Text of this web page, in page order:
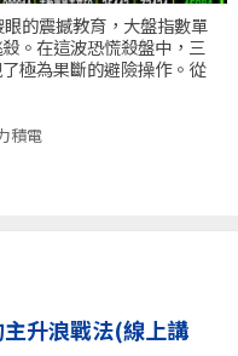
的震撼教育，大盤指數單
。在這波恐慌殺盤中，三
極為果斷的避險操作。從
積電
升浪戰法(線上講